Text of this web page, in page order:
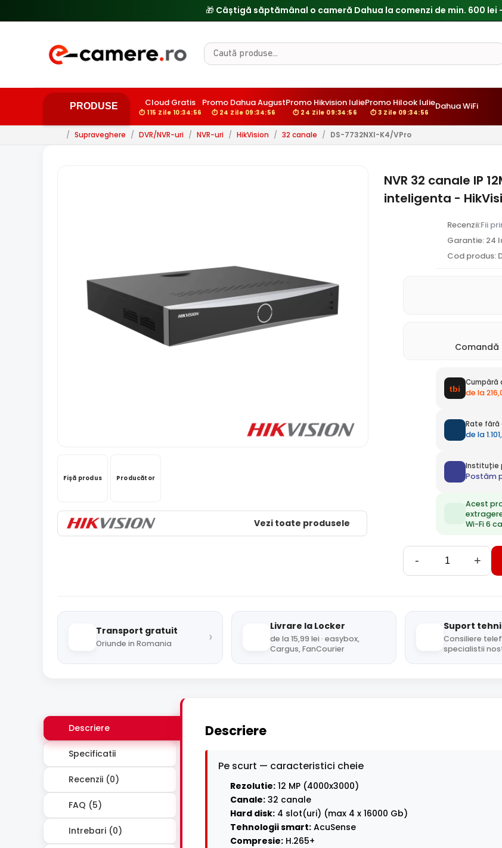
PRODUSE Cloud Gratis
⏱ 115 Zile 10:34:55
Promo Dahua August
⏱ 24 Zile 09:34:55
Promo Hikvision Iulie
⏱ 24 Zile 09:34:55
Promo Hilook Iulie
⏱ 3 Zile 09:34:55
Dahua WiFi
/ Supraveghere / DVR/NVR-uri / NVR-uri / HikVision / 32 canale / DS-7732NXI-K4/VPro
Fișă produs Producător
Vezi toate produsele
NVR 32 canale IP
inteligenta -
Recenzii:Fii
Garantie: 24
Cod produs:
Comandă
Cumpără
de la
Rate fără
de la
Instituție
Postăm
Acest
Wi-Fi 6
- +
Transport gratuit
Oriunde in Romania ›
Livrare la Locker
de la 15,99 lei · easybox,
Cargus, FanCourier
Suport
Consiliere
specialistii
Descriere
Specificatii
Recenzii (0)
FAQ (5)
Intrebari (0)
Descriere
Pe scurt — caracteristici cheie
Rezolutie: 12 MP (4000x3000)
Canale: 32 canale
Hard disk: 4 slot(uri) (max 4 x 16000 Gb)
Tehnologii smart: AcuSense
Compresie: H.265+